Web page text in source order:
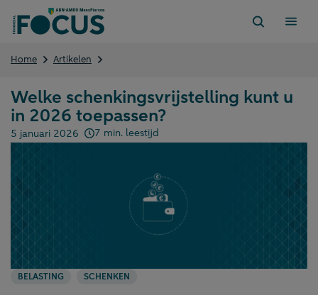
naar
Home Artikelen
u
in
2026
toepassen?
Welke schenkingsvrijstelling kunt u
in 2026 toepassen?
Gepubliceerd op:
5 januari 2026 7 min. leestijd
BELASTING SCHENKEN